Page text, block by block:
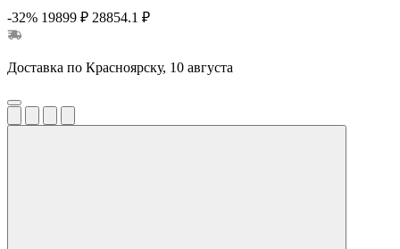
-32% 19899 ₽ 28854.1 ₽
Доставка по Красноярску, 10 августа